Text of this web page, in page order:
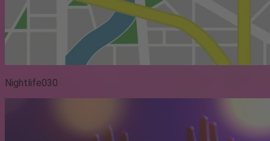
Nightlife030